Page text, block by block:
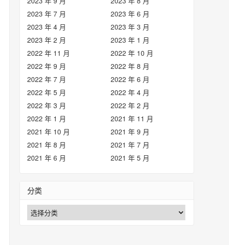
2023 年 7 月
2023 年 6 月
2023 年 4 月
2023 年 3 月
2023 年 2 月
2023 年 1 月
2022 年 11 月
2022 年 10 月
2022 年 9 月
2022 年 8 月
2022 年 7 月
2022 年 6 月
2022 年 5 月
2022 年 4 月
2022 年 3 月
2022 年 2 月
2022 年 1 月
2021 年 11 月
2021 年 10 月
2021 年 9 月
2021 年 8 月
2021 年 7 月
2021 年 6 月
2021 年 5 月
分类